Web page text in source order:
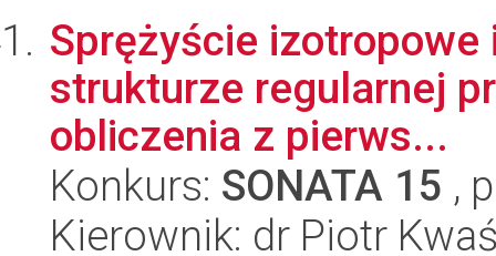
Sprężyście
strukturze regularnej
obliczenia z pierws...
Konkurs: SONATA 15 ,
Kierownik: dr Piotr